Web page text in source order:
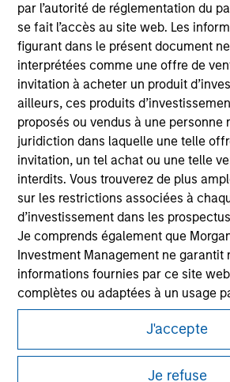
par l’autorité de réglementation du
se fait l’accès au site web. Les
figurant dans le présent document
interprétées comme une offre de
invitation à acheter un produit
ailleurs, ces produits
proposés ou vendus à une personne
juridiction dans laquelle une telle
invitation, un tel achat ou une telle
interdits. Vous trouverez de plus
sur les restrictions associées à
d’investissement dans les
Je comprends également que
Investment Management ne garantit
informations fournies par ce site
complètes ou adaptées à un usage
Les demandes de souscription
J'accepte
Je refuse
Morgan Stanley
Morgan Stanley Careers
Ce document est une communication
Les utilisateurs sont invités à prendre
conditions d’utilisation avant d’engager
applicables à la diffusion des
d’investissement de Morgan Stanley